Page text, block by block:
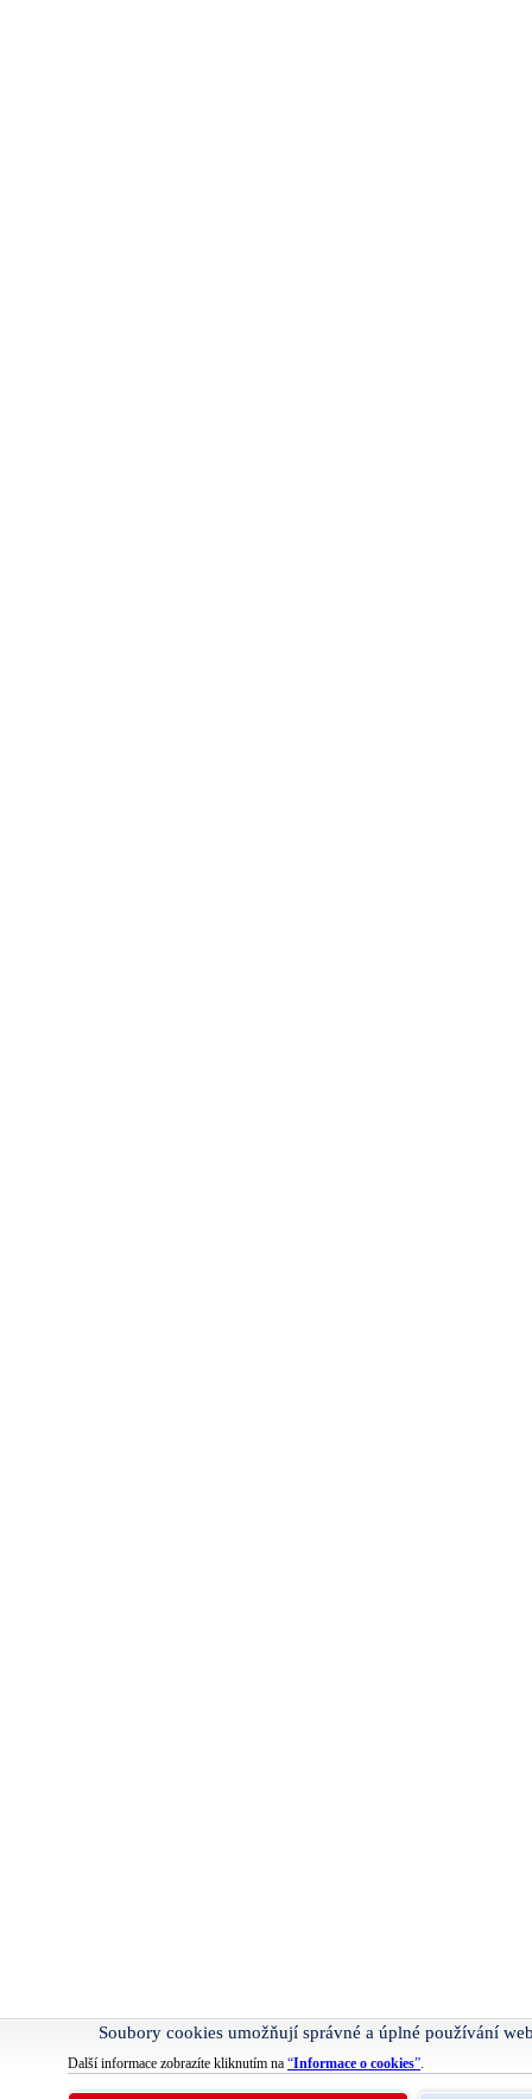
Soubory cookies umožňují správné a úplné používání
Další informace zobrazíte kliknutím na “Informace o cookies”.